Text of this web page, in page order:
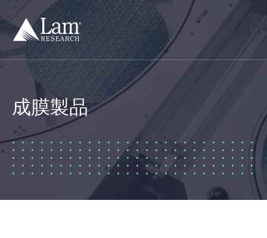
ン
テ
ン
へ
移
動
成膜製品